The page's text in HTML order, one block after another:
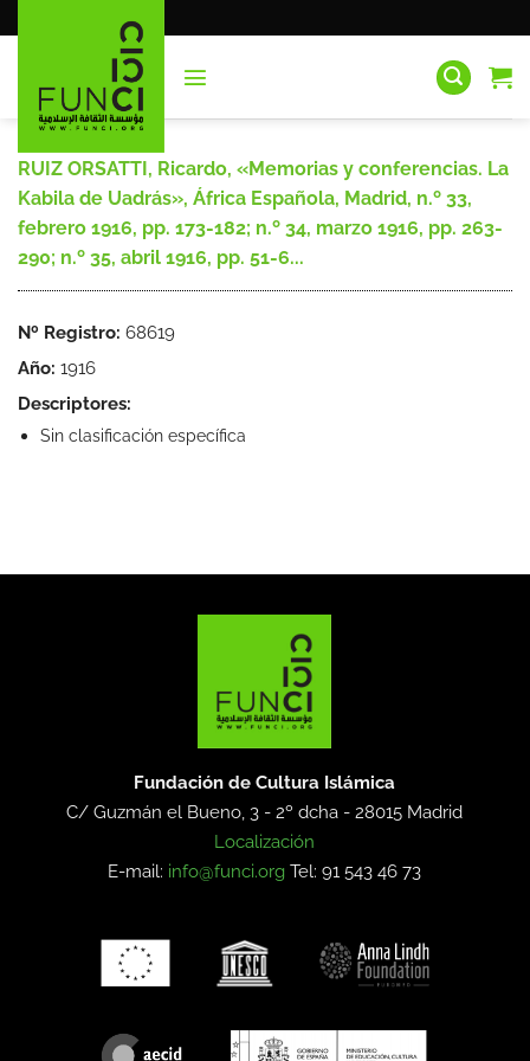
al
RUIZ ORSATTI, Ricardo, «Memorias y conferencias. La
Kabila de Uadrás», África Española, Madrid, n.º 33,
febrero 1916, pp. 173-182; n.º 34, marzo 1916, pp. 263-
290; n.º 35, abril 1916, pp. 51-6...
Nº Registro: 68619
Año: 1916
Descriptores:
Sin clasificación específica
Fundación de Cultura Islámica
C/ Guzmán el Bueno, 3 - 2º dcha -28015 Madrid
Localización
E-mail: info@funci.org Tel: 91 543 46 73